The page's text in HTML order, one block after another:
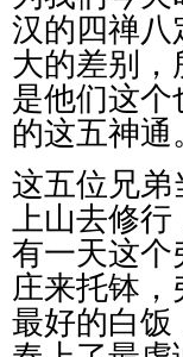
汉的四禅八
大的差别
是他们这
的这五神通
这五位兄弟
上山去修行
有一天这个
庄来托钵
最好的白饭